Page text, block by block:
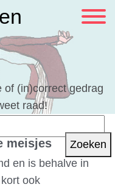
of (in)correct gedrag
raad!
meisjes
en is behalve in
ook